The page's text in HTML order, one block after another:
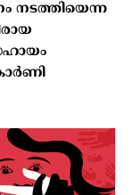
നടത്തിയെന്ന